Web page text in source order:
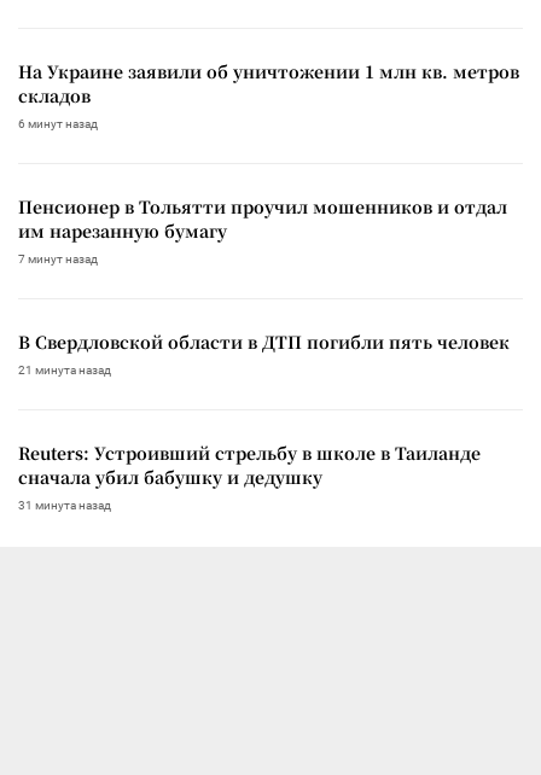
На Украине заявили об уничтожении 1 млн кв. метров
складов
6 минут назад
Пенсионер в Тольятти проучил мошенников и отдал
им нарезанную бумагу
7 минут назад
В Свердловской области в ДТП погибли пять человек
21 минута назад
Reuters: Устроивший стрельбу в школе в Таиланде
сначала убил бабушку и дедушку
31 минута назад